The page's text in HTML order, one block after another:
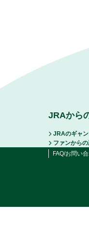
JRAから
JRAのギャ
ファンから
FAQ/お問い